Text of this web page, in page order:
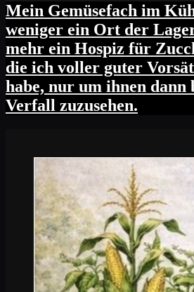
Mein Gemüsefach im
weniger ein Ort der
mehr ein Hospiz für
die ich voller guter
habe, nur um ihnen dann
Verfall zuzusehen.